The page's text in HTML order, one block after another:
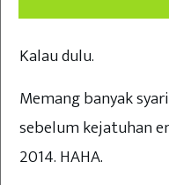
Kalau dulu.
Memang banyak
sebelum kejatuhan
2014. HAHA.